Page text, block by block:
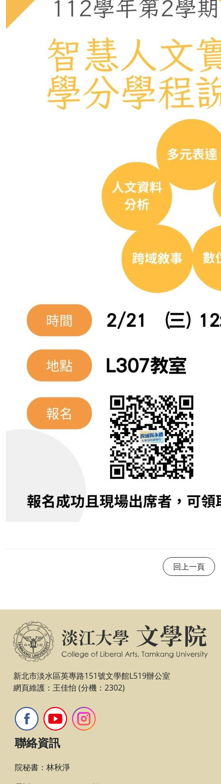
回上一頁
新北市淡水區英專路151號文學館L519辦公室
網頁維護：王佳怡 (分機：2302)
聯絡資訊
院秘書：林秋淨